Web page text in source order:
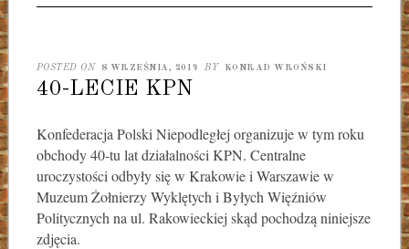
POSTED ON 8 WRZEŚNIA, 2019 BY KONRAD WROŃSKI
40-LECIE KPN
Konfederacja Polski Niepodległej organizuje w tym roku
obchody 40-tu lat działalności KPN. Centralne
uroczystości odbyły się w Krakowie i Warszawie w
Muzeum Żołnierzy Wyklętych i Byłych Więźniów
Politycznych na ul. Rakowieckiej skąd pochodzą niniejsze
zdjęcia.